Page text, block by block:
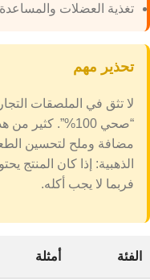
تغذية العضلات والمساعدة
تحذير مهم
لا تثق في الملصقات
“صحي 100%”.
مضافة وملح لتحسين
الذهبية: إذا كان المنتج
فربما لا يجب أكله.
الفئة أمثلة